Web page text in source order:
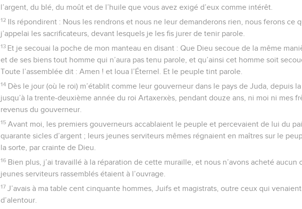
l’argent, du blé, du moût et de l’huile que vous avez exigé d’eux comme intérêt.
12 Ils répondirent : Nous les rendrons et nous ne leur demanderons rien, nous ferons ce
j’appelai les sacrificateurs, devant lesquels je les fis jurer de tenir parole.
13 Et je secouai la poche de mon manteau en disant : Que Dieu secoue de la même
et de ses biens tout homme qui n’aura pas tenu parole, et qu’ainsi cet homme soit
Toute l’assemblée dit : Amen ! et loua l’Éternel. Et le peuple tint parole.
14 Dès le jour (où le roi) m’établit comme leur gouverneur dans le pays de Juda, depuis
jusqu’à la trente-deuxième année du roi Artaxerxès, pendant douze ans, ni moi ni mes
revenus du gouverneur.
15 Avant moi, les premiers gouverneurs accablaient le peuple et percevaient de lui du
quarante sicles d’argent ; leurs jeunes serviteurs mêmes régnaient en maîtres sur le
la sorte, par crainte de Dieu.
16 Bien plus, j’ai travaillé à la réparation de cette muraille, et nous n’avons acheté aucun
jeunes serviteurs rassemblés étaient à l’ouvrage.
17 J’avais à ma table cent cinquante hommes, Juifs et magistrats, outre ceux qui
d’alentour.